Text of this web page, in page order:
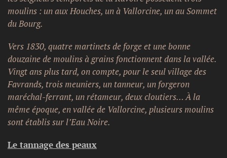
moulins : un aux Houches, un à Vallorcine, un au Sommet
du Bourg.
Vers 1830, quatre martinets de forge et une bonne
douzaine de moulins à grains fonctionnent dans la vallée.
Vingt ans plus tard, on compte, pour le seul village des
Favrands, trois meuniers, un tanneur, un forgeron
maréchal-ferrant, un rétameur, deux cloutiers… À la
même époque, en vallée de Vallorcine, plusieurs moulins
sont établis sur l’Eau Noire.
Le tannage des peaux